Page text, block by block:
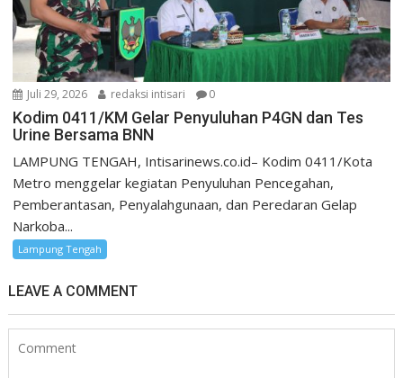
Juli 29, 2026 redaksi intisari 0
Kodim 0411/KM Gelar Penyuluhan P4GN dan Tes
Urine Bersama BNN
LAMPUNG TENGAH, Intisarinews.co.id– Kodim 0411/Kota
Metro menggelar kegiatan Penyuluhan Pencegahan,
Pemberantasan, Penyalahgunaan, dan Peredaran Gelap
Narkoba...
Lampung Tengah
LEAVE A COMMENT